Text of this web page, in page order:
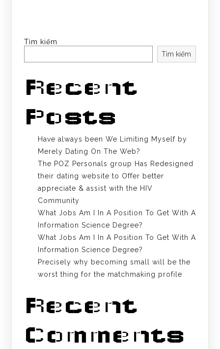
Tìm kiếm
Tìm kiếm
Recent
Posts
Have always been We Limiting Myself by
Merely Dating On The Web?
The POZ Personals group Has Redesigned
their dating website to Offer better
appreciate & assist with the HIV
Community
What Jobs Am I In A Position To Get With A
Information Science Degree?
What Jobs Am I In A Position To Get With A
Information Science Degree?
Precisely why becoming small will be the
worst thing for the matchmaking profile
Recent
Comments